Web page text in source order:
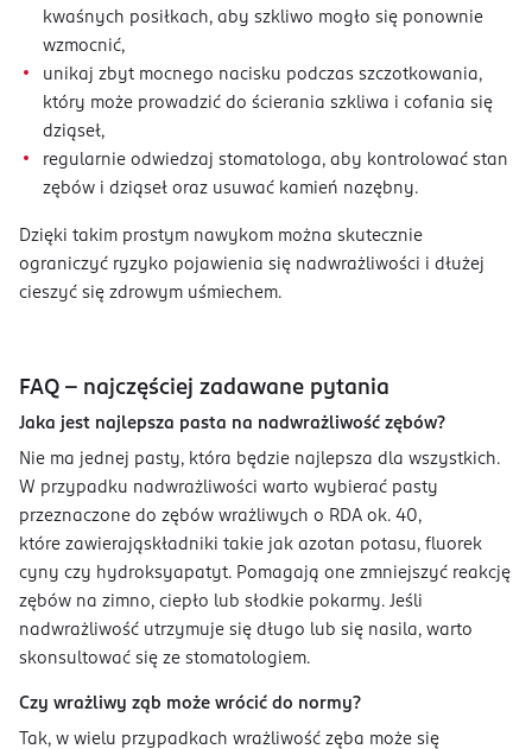
kwaśnych posiłkach, aby szkliwo mogło się ponownie
wzmocnić,
unikaj zbyt mocnego nacisku podczas szczotkowania,
który może prowadzić do ścierania szkliwa i cofania się
dziąseł,
regularnie odwiedzaj stomatologa, aby kontrolować stan
zębów i dziąseł oraz usuwać kamień nazębny.
Dzięki takim prostym nawykom można skutecznie
ograniczyć ryzyko pojawienia się nadwrażliwości i dłużej
cieszyć się zdrowym uśmiechem.
FAQ – najczęściej zadawane pytania
Jaka jest najlepsza pasta na nadwrażliwość zębów?
Nie ma jednej pasty, która będzie najlepsza dla wszystkich.
W przypadku nadwrażliwości warto wybierać pasty
przeznaczone do zębów wrażliwych o RDA ok. 40,
które zawierająskładniki takie jak azotan potasu, fluorek
cyny czy hydroksyapatyt. Pomagają one zmniejszyć reakcję
zębów na zimno, ciepło lub słodkie pokarmy. Jeśli
nadwrażliwość utrzymuje się długo lub się nasila, warto
skonsultować się ze stomatologiem.
Czy wrażliwy ząb może wrócić do normy?
Tak, w wielu przypadkach wrażliwość zęba może się